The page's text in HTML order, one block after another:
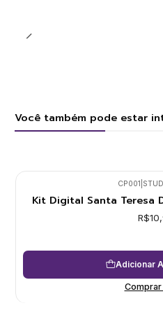
Você também pode estar
CP001
Kit Digital Santa Teresa
Adicionar